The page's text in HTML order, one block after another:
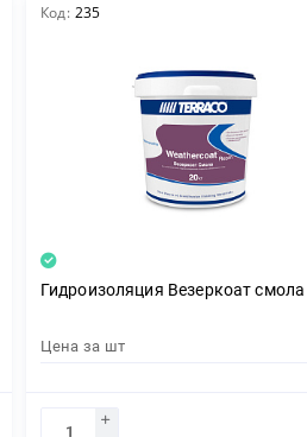
Код: 235
Гидроизоляция Везеркоат смола
Цена за шт